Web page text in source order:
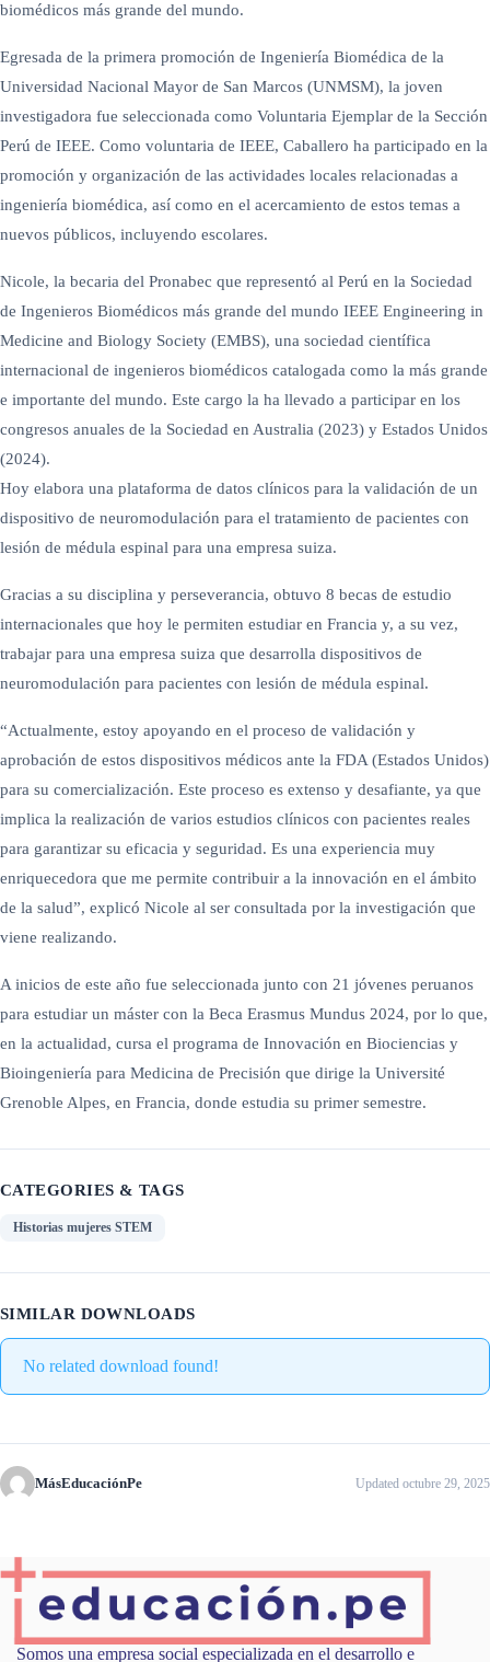
biomédicos más grande del mundo.
Egresada de la primera promoción de Ingeniería Biomédica de la
Universidad Nacional Mayor de San Marcos (UNMSM), la joven
investigadora fue seleccionada como Voluntaria Ejemplar de la Sección
Perú de IEEE. Como voluntaria de IEEE, Caballero ha participado en la
promoción y organización de las actividades locales relacionadas a
ingeniería biomédica, así como en el acercamiento de estos temas a
nuevos públicos, incluyendo escolares.
Nicole, la becaria del Pronabec que representó al Perú en la Sociedad
de Ingenieros Biomédicos más grande del mundo IEEE Engineering in
Medicine and Biology Society (EMBS), una sociedad científica
internacional de ingenieros biomédicos catalogada como la más grande
e importante del mundo. Este cargo la ha llevado a participar en los
congresos anuales de la Sociedad en Australia (2023) y Estados Unidos
(2024).
Hoy elabora una plataforma de datos clínicos para la validación de un
dispositivo de neuromodulación para el tratamiento de pacientes con
lesión de médula espinal para una empresa suiza.
Gracias a su disciplina y perseverancia, obtuvo 8 becas de estudio
internacionales que hoy le permiten estudiar en Francia y, a su vez,
trabajar para una empresa suiza que desarrolla dispositivos de
neuromodulación para pacientes con lesión de médula espinal.
“Actualmente, estoy apoyando en el proceso de validación y
aprobación de estos dispositivos médicos ante la FDA (Estados Unidos)
para su comercialización. Este proceso es extenso y desafiante, ya que
implica la realización de varios estudios clínicos con pacientes reales
para garantizar su eficacia y seguridad. Es una experiencia muy
enriquecedora que me permite contribuir a la innovación en el ámbito
de la salud”, explicó Nicole al ser consultada por la investigación que
viene realizando.
A inicios de este año fue seleccionada junto con 21 jóvenes peruanos
para estudiar un máster con la Beca Erasmus Mundus 2024, por lo que,
en la actualidad, cursa el programa de Innovación en Biociencias y
Bioingeniería para Medicina de Precisión que dirige la Université
Grenoble Alpes, en Francia, donde estudia su primer semestre.
CATEGORIES & TAGS
Historias mujeres STEM
SIMILAR DOWNLOADS
No related download found!
MásEducaciónPe Updated octubre 29, 2025
Somos una empresa social especializada en el desarrollo e